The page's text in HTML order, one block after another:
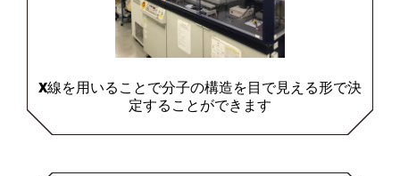
X線を用いることで分子の構造を目で見える形で決
定することができます